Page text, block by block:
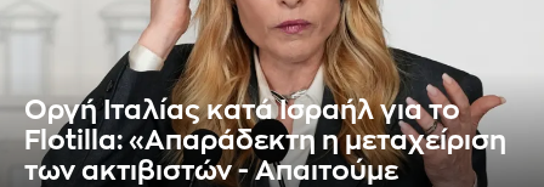
Οργή Ιταλίας κατά Ισραήλ για το
Flotilla: «Απαράδεκτη η μεταχείριση
των ακτιβιστών - Απαιτούμε